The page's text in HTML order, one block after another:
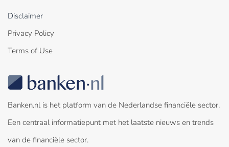
Disclaimer
Privacy Policy
Terms of Use
Banken.nl is het platform van de Nederlandse financiële sector.
Een centraal informatiepunt met het laatste nieuws en trends
van de financiële sector.